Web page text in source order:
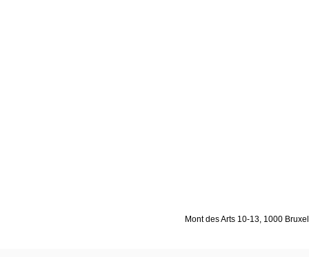
Mont des Arts 10-13, 1000